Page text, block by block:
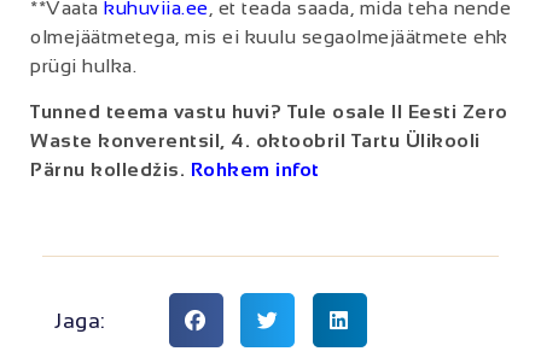
**Vaata kuhuviia.ee , et teada saada, mida teha nende
olmejäätmetega, mis ei kuulu segaolmejäätmete ehk
prügi hulka.
Tunned teema vastu huvi? Tule osale II Eesti Zero
Waste konverentsil, 4. oktoobril Tartu Ülikooli
Pärnu kolledžis. Rohkem infot
Jaga: